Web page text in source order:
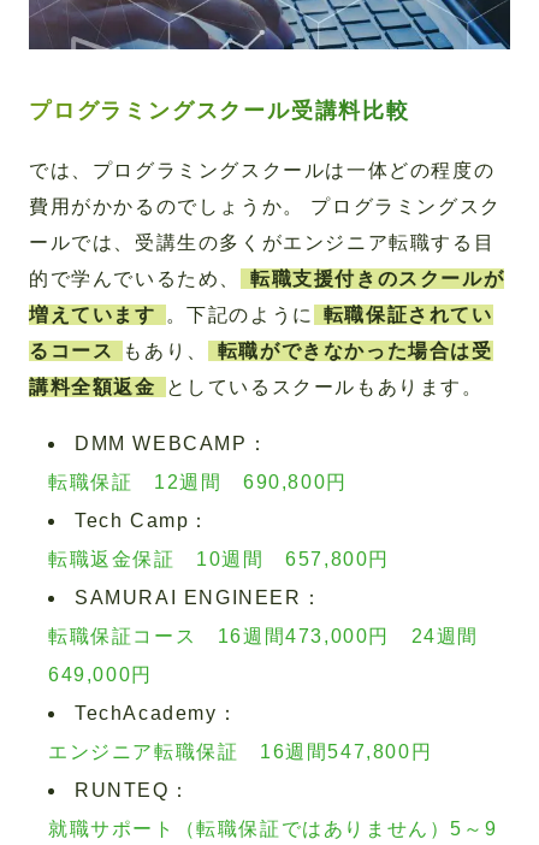
プログラミングスクール受講料比較
では、プログラミングスクールは一体どの程度の
費用がかかるのでしょうか。 プログラミングスク
ールでは、受講生の多くがエンジニア転職する目
的で学んでいるため、
転職支援付きのスクールが
増えています
。下記のように
転職保証されてい
るコース
もあり、
転職ができなかった場合は受
講料全額返金
としているスクールもあります。
DMM WEBCAMP：
転職保証 12週間 690,800円
Tech Camp：
転職返金保証 10週間 657,800円
SAMURAI ENGINEER：
転職保証コース 16週間473,000円 24週間
649,000円
TechAcademy：
エンジニア転職保証 16週間547,800円
RUNTEQ：
就職サポート（転職保証ではありません）5～9